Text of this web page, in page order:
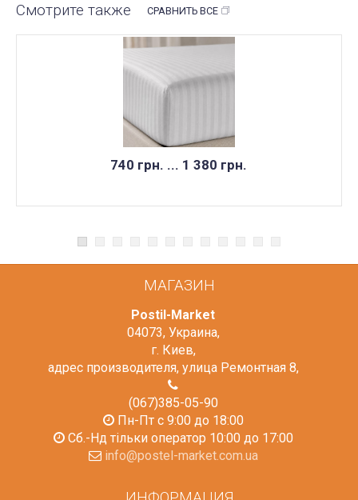
Смотрите также СРАВНИТЬ ВСЕ
740 грн. ... 1 380 грн.
МАГАЗИН
Postil-Market
04073, Украина,
г. Киев,
адрес производителя, улица Ремонтная 8,
(067)385-05-90
Пн-Пт с 9:00 до 18:00
Сб.-Нд тільки оператор 10:00 до 17:00
info@postel-market.com.ua